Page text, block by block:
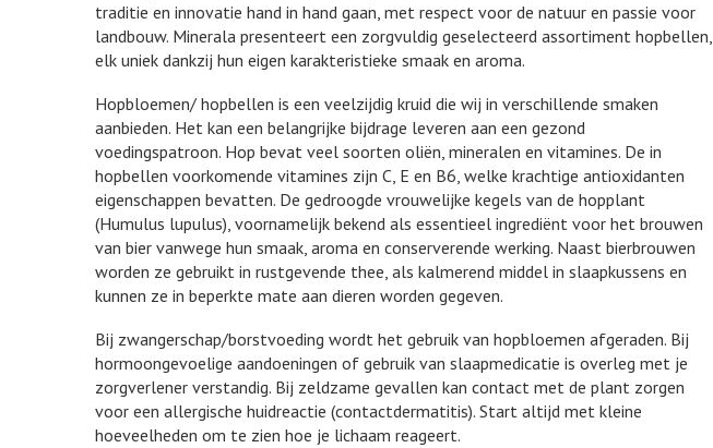
traditie en innovatie hand in hand gaan, met respect voor de natuur en passie voor
landbouw. Minerala presenteert een zorgvuldig geselecteerd assortiment hopbellen,
elk uniek dankzij hun eigen karakteristieke smaak en aroma.
Hopbloemen/ hopbellen is een veelzijdig kruid die wij in verschillende smaken
aanbieden. Het kan een belangrijke bijdrage leveren aan een gezond
voedingspatroon. Hop bevat veel soorten oliën, mineralen en vitamines. De in
hopbellen voorkomende vitamines zijn C, E en B6, welke krachtige antioxidanten
eigenschappen bevatten. De gedroogde vrouwelijke kegels van de hopplant
(Humulus lupulus), voornamelijk bekend als essentieel ingrediënt voor het brouwen
van bier vanwege hun smaak, aroma en conserverende werking. Naast bierbrouwen
worden ze gebruikt in rustgevende thee, als kalmerend middel in slaapkussens en
kunnen ze in beperkte mate aan dieren worden gegeven.
Bij zwangerschap/borstvoeding wordt het gebruik van hopbloemen afgeraden. Bij
hormoongevoelige aandoeningen of gebruik van slaapmedicatie is overleg met je
zorgverlener verstandig. Bij zeldzame gevallen kan contact met de plant zorgen
voor een allergische huidreactie (contactdermatitis). Start altijd met kleine
hoeveelheden om te zien hoe je lichaam reageert.